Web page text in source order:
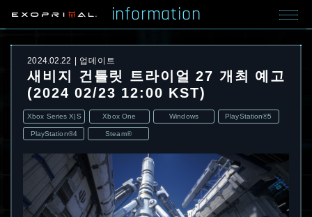
information
2024.02.22 업데이트
새비지 건틀릿 트라이얼 27 개최 예고
(2024 02/23 12:00 KST)
Xbox Series X|S Xbox One Windows PlayStation®5
PlayStation®4 Steam®